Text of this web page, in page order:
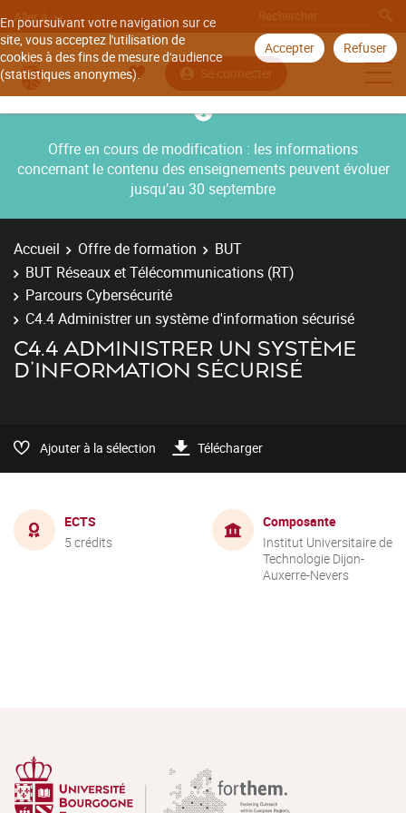
En poursuivant votre navigation sur ce
site, vous acceptez l'utilisation de
cookies à des fins de mesure d'audience
(statistiques anonymes).
Accepter Refuser
Aller à
Se connecter
Offre en cours de modification : les informations
concernant le contenu des enseignements peuvent évoluer
jusqu’au 30 septembre
Accueil Offre de formation
BUT
BUT Réseaux et Télécommunications (RT)
Parcours Cybersécurité
C4.4 Administrer un système d'information sécurisé
C4.4 ADMINISTRER UN SYSTÈME
D'INFORMATION SÉCURISÉ
Ajouter à la sélection Télécharger
ECTS
5 crédits
Composante
Institut Universitaire de
Technologie Dijon-
Auxerre-Nevers